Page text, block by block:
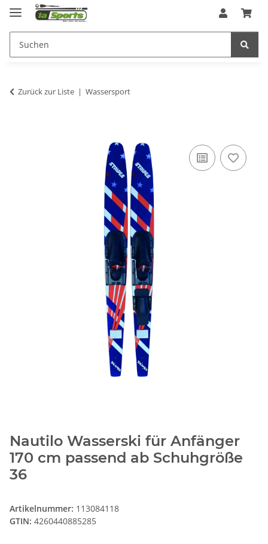
Zurück zur Liste Wassersport
Nautilo Wasserski für Anfänger
170 cm passend ab Schuhgröße
36
Artikelnummer: 113084118
GTIN: 4260440885285